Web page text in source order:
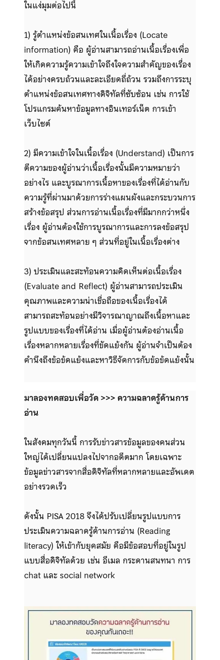
ในแง่มุมต่อไปนี้
1) รู้ตำแหน่งข้อสนเทศในเนื้อเรื่อง (Locate
information) คือ ผู้อ่านสามารถอ่านเนื้อเรื่องเพื่อ
ให้เกิดความรู้ความเข้าใจถึงใจความสำคัญของเรื่อง
ได้อย่างครบถ้วนและละเอียดถี่ถ้วน รวมถึงการระบุ
ตำแหน่งข้อสนเทศทางดิจิทัลที่ซับซ้อน เช่น การใช้
โปรแกรมค้นหาข้อมูลทางอินเทอร์เน็ต การเข้า
เว็บไซต์
2) มีความเข้าใจในเนื้อเรื่อง (Understand) เป็นการ
ตีความของผู้อ่านว่าเนื้อเรื่องนั้นมีความหมายว่า
อย่างไร และบูรณาการเนื้อหาของเรื่องที่ได้อ่านกับ
ความรู้ที่ผ่านมาด้วยการร่างแผนผังและกระบวนการ
สร้างข้อสรุป ส่วนการอ่านเนื้อเรื่องที่มีมากกว่าหนึ่ง
เรื่อง ผู้อ่านต้องใช้การบูรณาการและการลงข้อสรุป
จากข้อสนเทศหลาย ๆ ส่วนที่อยู่ในเนื้อเรื่องต่าง
3) ประเมินและสะท้อนความคิดเห็นต่อเนื้อเรื่อง
(Evaluate and Reflect) ผู้อ่านสามารถประเมิน
คุณภาพและความน่าเชื่อถือของเนื้อเรื่องได้
สามารถสะท้อนอย่างมีวิจารณาญาณถึงเนื้อหาและ
รูปแบบของเรื่องที่ได้อ่าน เมื่อผู้อ่านต้องอ่านเนื้อ
เรื่องหลากหลายเรื่องที่ขัดแย้งกัน ผู้อ่านจำเป็นต้อง
คำนึงถึงข้อข้ดแย้งและหาวิธีจัดการกับข้อข้ดแย้งนั้น
มาลองทดสอบเพื่อวัด >>> ความฉลาดรู้ด้านการ
อ่าน
ในสังคมทุกวันนี้ การรับข่าวสารข้อมูลของคนส่วน
ใหญ่ได้เปลี่ยนแปลงไปจากอดีตมาก โดยเฉพาะ
ข้อมูลข่าวสารจากสื่อดิจิทัลที่หลากหลายและอัพเดต
อย่างรวดเร็ว
ดังนั้น PISA 2018 จึงได้ปรับเปลี่ยนรูปแบบการ
ประเมินความฉลาดรู้ด้านการอ่าน (Reading
literacy) ให้เข้ากับยุคสมัย คือมีข้อสอบที่อยู่ในรูป
แบบสื่อดิจิทัลด้วย เช่น อีเมล กระดานสนทนา การ
chat และ social network